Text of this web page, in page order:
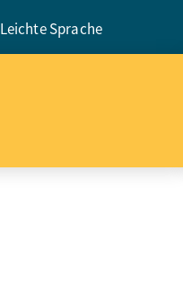
Leichte Sprache